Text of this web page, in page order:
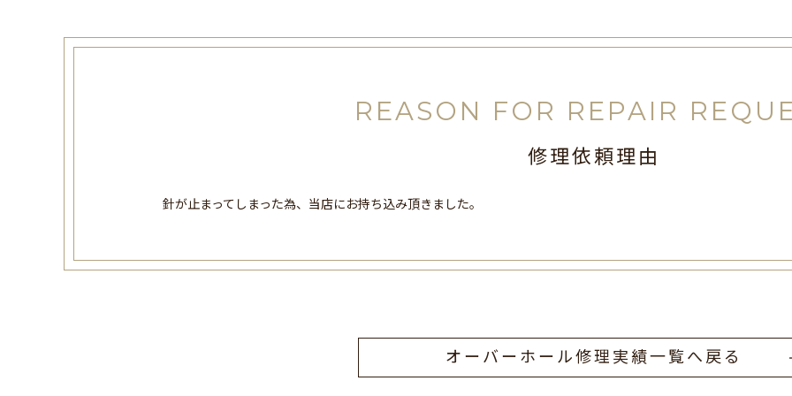
REASON FOR REPAIR
修理依頼理由
針が止まってしまった為、当店にお持ち込み頂きました。
オーバーホール修理実績一覧へ戻る